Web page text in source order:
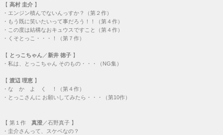
【 高村 圭介 】
・ エンジン積んでないんっすか？（第２作）
・ もう既に笑いたいって事だろう！！（第４作）
・ この度は結構なおキュウスですこと（第４作）
・ くそとっこ・・・！（第７作）
【 とっこちゃん ／新井 徳子 】
・ 私は、とっこちゃん そのもの・・・（NG集）
【 渡辺 理恵 】
・ な か よ く ！（第４作）
・ とっこさんに お願いしてみたら・・・（第10作）
【 第１作 真澄 ／石野真子 】
・ 圭介さんって、スケベなの？